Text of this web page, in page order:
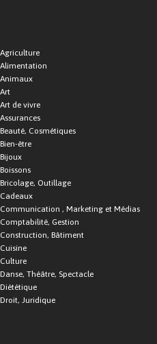
Agriculture
Alimentation
Animaux
Art
Art de vivre
Assurances
Beauté, Cosmétiques
Bien-être
Bijoux
Boissons
Bricolage, Outillage
Cadeaux
Communication , Marketing et Médias
Comptabilité, Gestion
Construction, Bâtiment
Cuisine
Culture
Danse, Théâtre, Spectacle
Diététique
Droit, Juridique